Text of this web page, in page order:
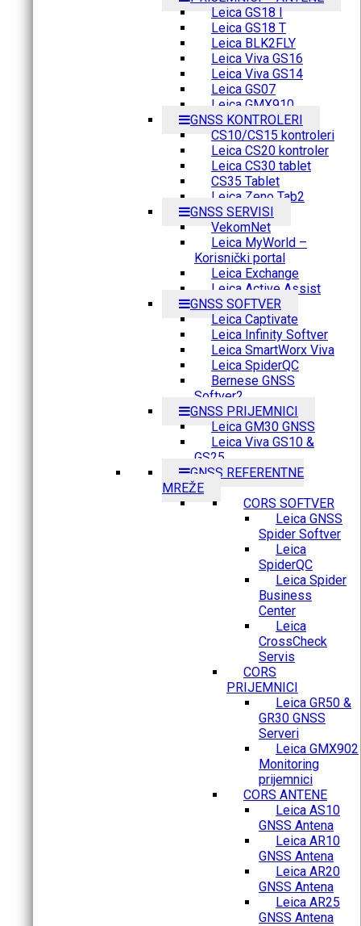
Leica GS18 I
Leica GS18 T
Leica BLK2FLY
Leica Viva GS16
Leica Viva GS14
Leica GS07
Leica GMX910
GNSS KONTROLERI
CS10/CS15 kontroleri
Leica CS20 kontroler
Leica CS30 tablet
CS35 Tablet
Leica Zeno Tab2
GNSS SERVISI
VekomNet
Leica MyWorld –
Korisnički portal
Leica Exchange
Leica Active Assist
GNSS SOFTVER
Leica Captivate
Leica Infinity Softver
Leica SmartWorx Viva
Leica SpiderQC
Bernese GNSS
Softver2
GNSS PRIJEMNICI
Leica GM30 GNSS
Leica Viva GS10 &
GS25
GNSS REFERENTNE
MREŽE
CORS SOFTVER
Leica GNSS
Spider Softver
Leica
SpiderQC
Leica Spider
Business
Center
Leica
CrossCheck
Servis
CORS
PRIJEMNICI
Leica GR50 &
GR30 GNSS
Serveri
Leica GMX902
Monitoring
prijemnici
CORS ANTENE
Leica AS10
GNSS Antena
Leica AR10
GNSS Antena
Leica AR20
GNSS Antena
Leica AR25
GNSS Antena